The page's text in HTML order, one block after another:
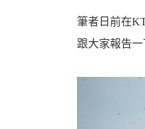
筆者日前在
跟大家報告